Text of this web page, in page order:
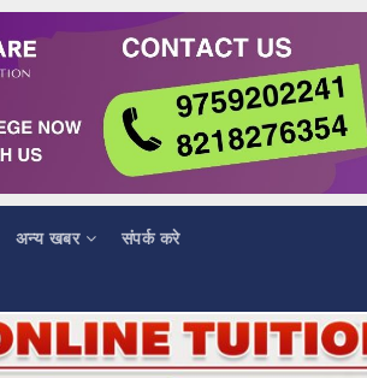
अन्य खबर
संपर्क करे